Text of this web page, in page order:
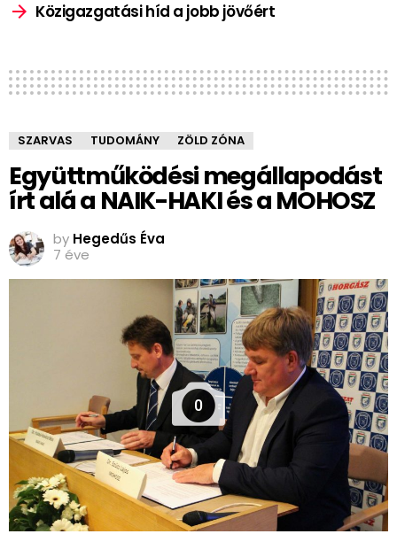
Közigazgatási híd a jobb jövőért
SZARVAS TUDOMÁNY ZÖLD ZÓNA
Együttműködési megállapodást
írt alá a NAIK-HAKI és a MOHOSZ
by Hegedűs Éva
7 éve
0